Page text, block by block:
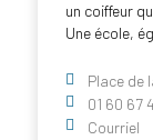
un coiffeur
Une école,
Place de
01 60 67
Courriel